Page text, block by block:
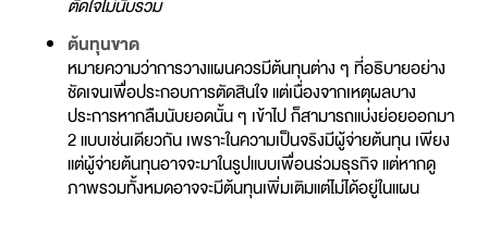
ตัดใจไม่นับรวม
ต้นทุนขาด
หมายความว่าการวางแผนควรมีต้นทุนต่าง ๆ ที่อธิบายอย่าง
ชัดเจนเพื่อประกอบการตัดสินใจ แต่เนื่องจากเหตุผลบาง
ประการหากลืมนับยอดนั้น ๆ เข้าไป ก็สามารถแบ่งย่อยออกมา
2 แบบเช่นเดียวกัน เพราะในความเป็นจริงมีผู้จ่ายต้นทุน เพียง
แต่ผู้จ่ายต้นทุนอาจจะมาในรูปแบบเพื่อนร่วมธุรกิจ แต่หากดู
ภาพรวมทั้งหมดอาจจะมีต้นทุนเพิ่มเติมแต่ไม่ได้อยู่ในแผน